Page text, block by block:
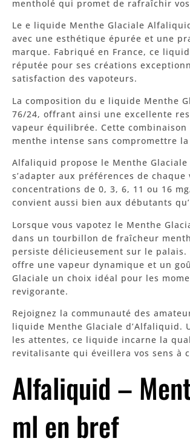
mentholé qui promet de rafraîchir
Le e liquide Menthe Glaciale
avec une esthétique épurée et une
marque. Fabriqué en France, ce
réputée pour ses créations
satisfaction des vapoteurs.
La composition du e liquide Menthe
76/24, offrant ainsi une excellente
vapeur équilibrée. Cette
menthe intense sans compromettre
Alfaliquid propose le Menthe
s’adapter aux préférences de
concentrations de 0, 3, 6, 11 ou 16
convient aussi bien aux débutants
Lorsque vous vapotez le Menthe
dans un tourbillon de fraîcheur
persiste délicieusement sur le
offre une vapeur dynamique et un
Glaciale un choix idéal pour les
revigorante.
Rejoignez la communauté des
liquide Menthe Glaciale d’Alfaliquid.
les attentes, ce liquide incarne la
revitalisante qui éveillera vos sens à
Alfaliquid –
ml en bref